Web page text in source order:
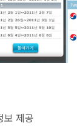
보 제공